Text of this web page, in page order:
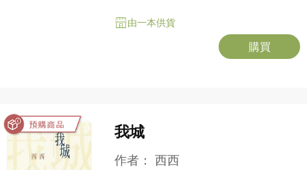
由一本供貨
購買
我城
作者：西西